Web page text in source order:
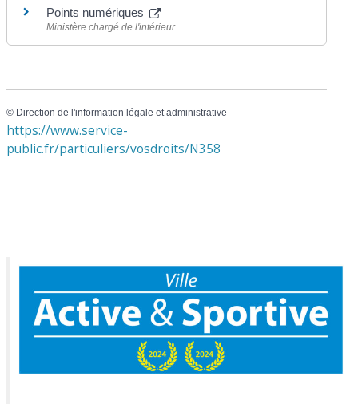
Points numériques
Ministère chargé de l'intérieur
© Direction de l'information légale et administrative
https://www.service-
public.fr/particuliers/vosdroits/N358